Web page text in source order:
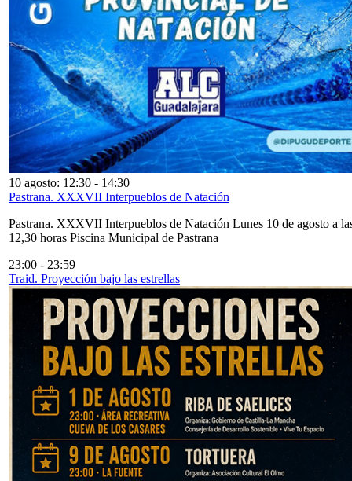
10 agosto: 12:30 - 14:30
Pastrana. XXXVII Interpueblos de Natación
Pastrana. XXXVII Interpueblos de Natación Lunes 10 de agosto a
12,30 horas Piscina Municipal de Pastrana
23:00 - 23:59
Traid. Proyección bajo las estrellas